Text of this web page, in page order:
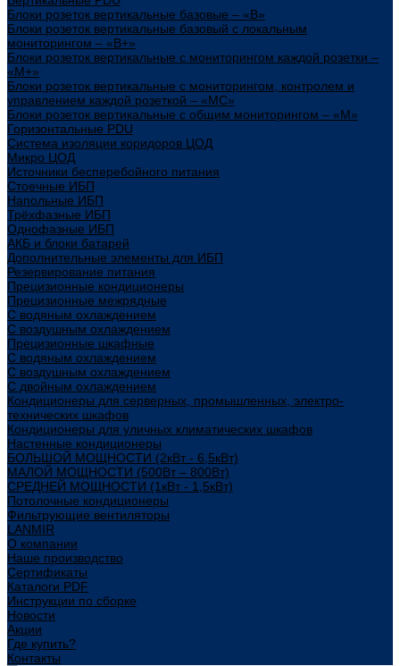
Блоки розеток вертикальные базовые – «В»
Блоки розеток вертикальные базовый с локальным
мониторингом – «В+»
Блоки розеток вертикальные с мониторингом каждой розетки –
«М+»
Блоки розеток вертикальные с мониторингом, контролем и
управлением каждой розеткой – «МС»
Блоки розеток вертикальные с общим мониторингом – «М»
Горизонтальные PDU
Система изоляции коридоров ЦОД
Микро ЦОД
Источники бесперебойного питания
Стоечные ИБП
Напольные ИБП
Трёхфазные ИБП
Однофазные ИБП
АКБ и блоки батарей
Дополнительные элементы для ИБП
Резервирование питания
Прецизионные кондиционеры
Прецизионные межрядные
С водяным охлаждением
С воздушным охлаждением
Прецизионные шкафные
С водяным охлаждением
С воздушным охлаждением
С двойным охлаждением
Кондиционеры для серверных, промышленных, электро-
технических шкафов
Кондиционеры для уличных климатических шкафов
Настенные кондиционеры
БОЛЬШОЙ МОЩНОСТИ (2кВт - 6,5кВт)
МАЛОЙ МОЩНОСТИ (500Вт – 800Вт)
СРЕДНЕЙ МОЩНОСТИ (1кВт - 1,5кВт)
Потолочные кондиционеры
Фильтрующие вентиляторы
LANMIR
О компании
Наше производство
Сертификаты
Каталоги PDF
Инструкции по сборке
Новости
Акции
Где купить?
Контакты